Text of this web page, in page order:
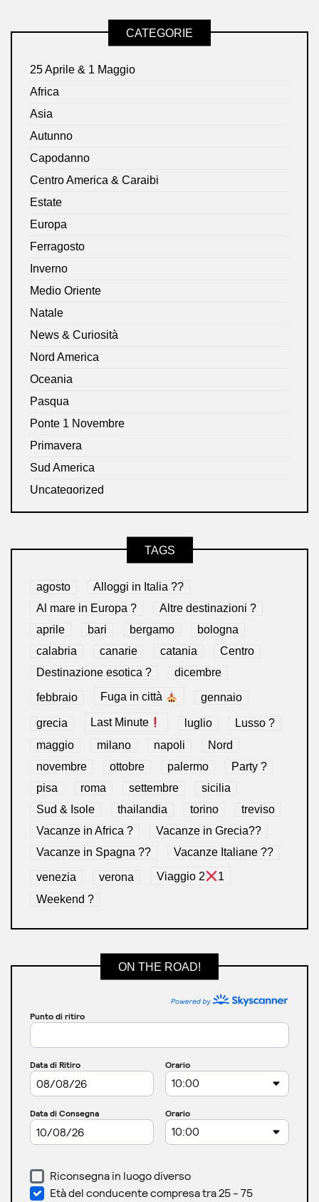
CATEGORIE
25 Aprile & 1 Maggio
Africa
Asia
Autunno
Capodanno
Centro America & Caraibi
Estate
Europa
Ferragosto
Inverno
Medio Oriente
Natale
News & Curiosità
Nord America
Oceania
Pasqua
Ponte 1 Novembre
Primavera
Sud America
Uncategorized
TAGS
agosto
Alloggi in Italia ??
Al mare in Europa ?️
Altre destinazioni ?
aprile
bari bergamo
bologna
calabria
canarie catania
Centro
Destinazione esotica ?
dicembre
febbraio Fuga in città gennaio
grecia Last Minute luglio
Lusso ?
maggio
milano napoli
Nord
novembre
ottobre palermo
Party ?
pisa
roma settembre
sicilia
Sud & Isole
thailandia torino
treviso
Vacanze in Africa ?
Vacanze in Grecia??
Vacanze in Spagna ??
Vacanze Italiane ??
venezia verona Viaggio 2
1
Weekend ?
ON THE ROAD!